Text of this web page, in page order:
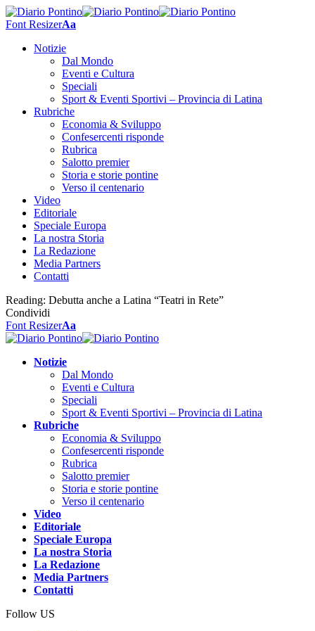
Font ResizerAa
Notizie
Dal Mondo
Eventi e Cultura
Speciali
Sport & Eventi Sportivi – Provincia di Latina
Rubriche
Economia & Sviluppo
Confesercenti risponde
Rubrica
Salotto premier
Storia e storie pontine
Verso il centenario
Video
Editoriale
Speciale Europa
La nostra Storia
La Redazione
Media Partners
Contatti
Reading: Debutta anche a Latina “Teatri in Rete”
Condividi
Font ResizerAa
Notizie
Dal Mondo
Eventi e Cultura
Speciali
Sport & Eventi Sportivi – Provincia di Latina
Rubriche
Economia & Sviluppo
Confesercenti risponde
Rubrica
Salotto premier
Storia e storie pontine
Verso il centenario
Video
Editoriale
Speciale Europa
La nostra Storia
La Redazione
Media Partners
Contatti
Follow US